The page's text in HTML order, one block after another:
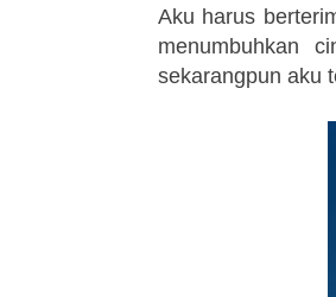
Aku harus
menumbuhkan
sekarangpun aku